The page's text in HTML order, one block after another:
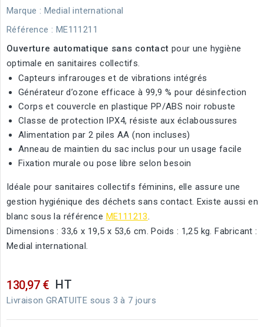
Marque : Medial international
Référence : ME111211
Ouverture automatique sans contact pour une hygiène
optimale en sanitaires collectifs.
Capteurs infrarouges et de vibrations intégrés
Générateur d’ozone efficace à 99,9 % pour désinfection
Corps et couvercle en plastique PP/ABS noir robuste
Classe de protection IPX4, résiste aux éclaboussures
Alimentation par 2 piles AA (non incluses)
Anneau de maintien du sac inclus pour un usage facile
Fixation murale ou pose libre selon besoin
Idéale pour sanitaires collectifs féminins, elle assure une
gestion hygiénique des déchets sans contact. Existe aussi en
blanc sous la référence ME111213.
Dimensions : 33,6 x 19,5 x 53,6 cm. Poids : 1,25 kg. Fabricant :
Medial international.
130,97 € HT
Livraison GRATUITE sous 3 à 7 jours